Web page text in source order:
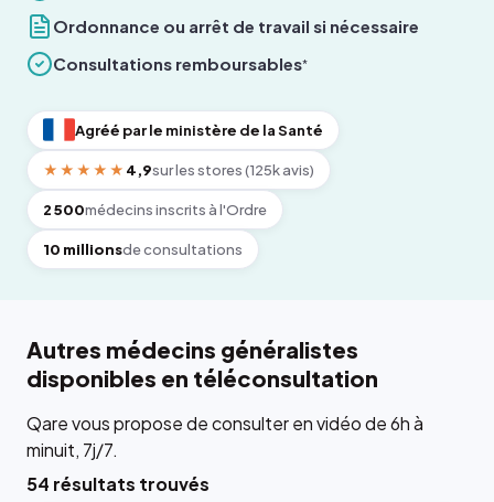
Ordonnance ou arrêt de travail si nécessaire
Consultations remboursables*
Agréé par le ministère de la Santé
★★★★★ 4,9sur les stores (125k avis)
2 500médecins inscrits à l'Ordre
10 millionsde consultations
Autres médecins généralistes
disponibles en téléconsultation
Qare vous propose de consulter en vidéo de 6h à
minuit, 7j/7.
54 résultats trouvés